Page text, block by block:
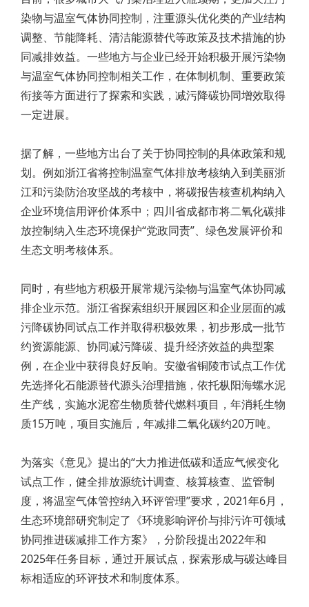
染物与温室气体协同控制，注重源头优化类的产业结构
调整、节能降耗、清洁能源替代等政策及技术措施的协
同减排效益。一些地方与企业已经开始积极开展污染物
与温室气体协同控制相关工作，在体制机制、重要政策
衔接等方面进行了探索和实践，减污降碳协同增效取得
一定进展。
据了解，一些地方出台了关于协同控制的具体政策和规
划。例如浙江省将控制温室气体排放考核纳入到美丽浙
江和污染防治攻坚战的考核中，将碳报告核查机构纳入
企业环境信用评价体系中；四川省成都市将二氧化碳排
放控制纳入生态环境保护“党政同责”、绿色发展评价和
生态文明考核体系。
同时，有些地方积极开展常规污染物与温室气体协同减
排企业示范。浙江省探索组织开展园区和企业层面的减
污降碳协同试点工作并取得积极效果，初步形成一批节
约资源能源、协同减污降碳、提升经济效益的典型案
例，在企业中获得良好反响。安徽省铜陵市试点工作优
先选择化石能源替代源头治理措施，依托枞阳海螺水泥
生产线，实施水泥窑生物质替代燃料项目，年消耗生物
质15万吨，项目实施后，年减排二氧化碳约20万吨。
为落实《意见》提出的“大力推进低碳和适应气候变化
试点工作，健全排放源统计调查、核算核查、监管制
度，将温室气体管控纳入环评管理”要求，2021年6月，
生态环境部研究制定了《环境影响评价与排污许可领域
协同推进碳减排工作方案》，分阶段提出2022年和
2025年任务目标，通过开展试点，探索形成与碳达峰目
标相适应的环评技术和制度体系。